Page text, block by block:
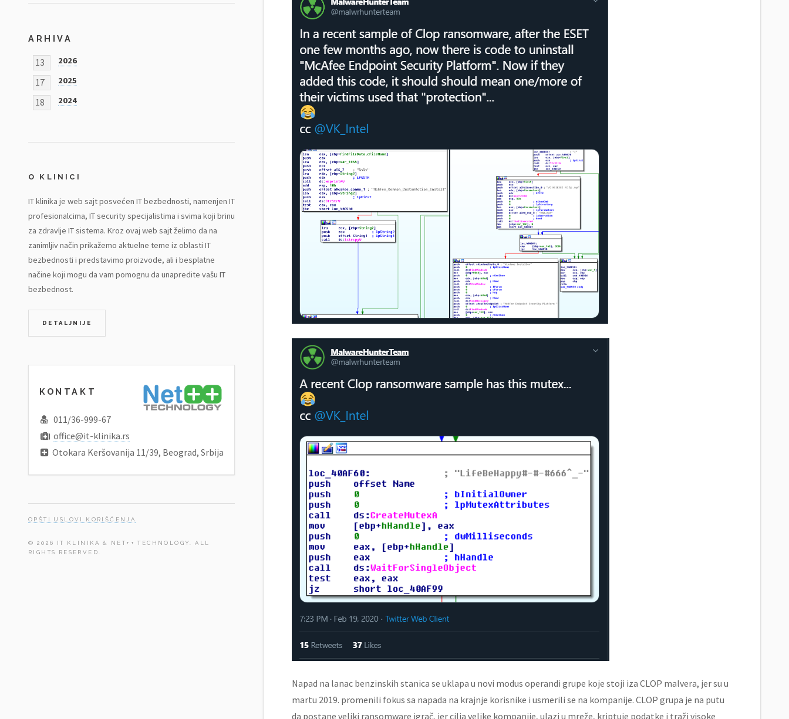
Napad na lanac benzinskih stanica se uklapa u novi modus operandi grupe koje stoji iza CLOP malvera, jer su u
martu 2019. promenili fokus sa napada na krajnje korisnike i usmerili se na kompanije. CLOP grupa je na putu
da postane veliki ransomware igrač, jer cilja velike kompanije, ulazi u mreže, kriptuje podatke i traži visoke
ARHIVA
13 2026
17 2025
18 2024
O KLINICI
IT klinika je web sajt posvećen IT bezbednosti, namenjen IT
profesionalcima, IT security specijalistima i svima koji brinu
za zdravlje IT sistema. Kroz ovaj web sajt želimo da na
zanimljiv način prikažemo aktuelne teme iz oblasti IT
bezbednosti i predstavimo proizvode, ali i besplatne
načine koji mogu da vam pomognu da unapredite vašu IT
bezbednost.
DETALJNIJE
KONTAKT
011/36-999-67
office@it-klinika.rs
Otokara Keršovanija 11/39, Beograd, Srbija
OPŠTI USLOVI KORIŠĆENJA
© 2026 IT KLINIKA & NET++ TECHNOLOGY. ALL
RIGHTS RESERVED.